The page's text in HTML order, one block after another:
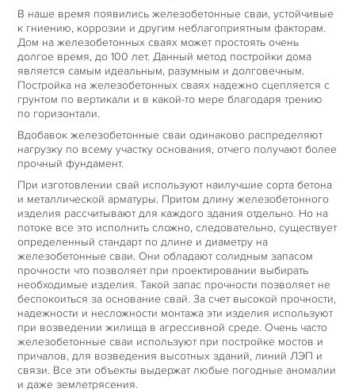
В наше время появились железобетонные сваи, устойчивые
к гниению, коррозии и другим неблагоприятным факторам.
Дом на железобетонных сваях может простоять очень
долгое время, до 100 лет. Данный метод постройки дома
является самым идеальным, разумным и долговечным.
Постройка на железобетонных сваях надежно сцепляется с
грунтом по вертикали и в какой-то мере благодаря трению
по горизонтали.
Вдобавок железобетонные сваи одинаково распределяют
нагрузку по всему участку основания, отчего получают более
прочный фундамент.
При изготовлении свай используют наилучшие сорта бетона
и металлической арматуры. Притом длину железобетонного
изделия рассчитывают для каждого здания отдельно. Но на
потоке все это исполнить сложно, следовательно, существует
определенный стандарт по длине и диаметру на
железобетонные сваи. Они обладают солидным запасом
прочности что позволяет при проектировании выбирать
необходимые изделия. Такой запас прочности позволяет не
беспокоиться за основание свай. За счет высокой прочности,
надежности и несложности монтажа эти изделия используют
при возведении жилища в агрессивной среде. Очень часто
железобетонные сваи используют при постройке мостов и
причалов, для возведения высотных зданий, линий ЛЭП и
связи. Все эти объекты выдержат любые погодные аномалии
и даже землетрясения.